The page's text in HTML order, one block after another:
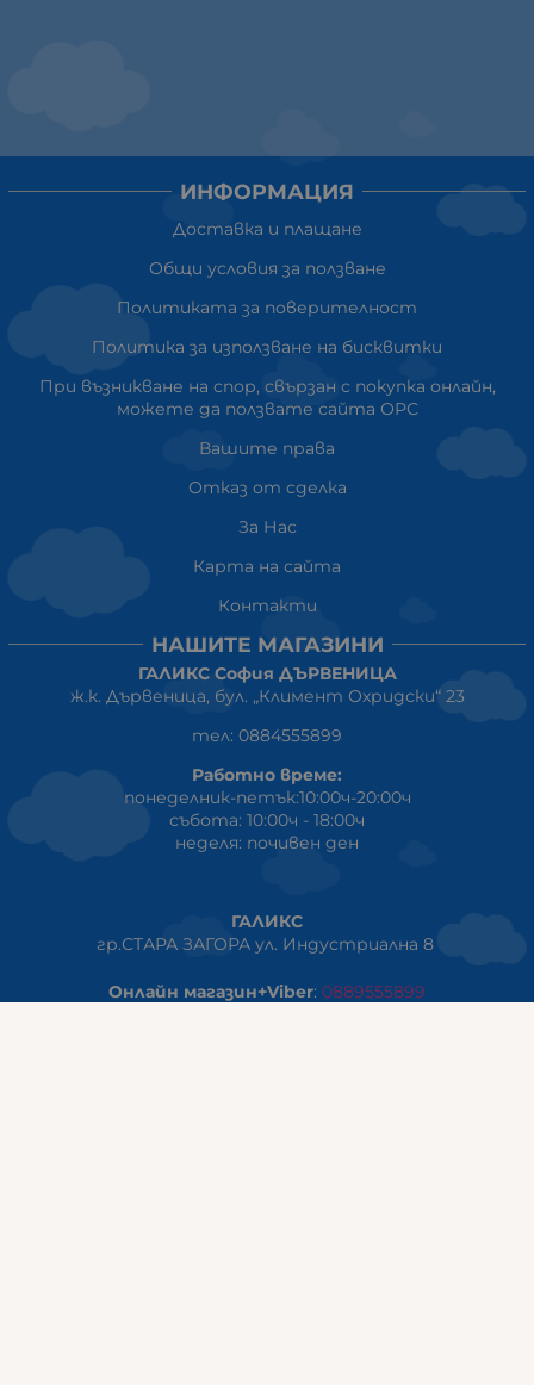
ИНФОРМАЦИЯ
Доставка и плащане
Общи условия за ползване
Политиката за поверителност
Политика за използване на бисквитки
При възникване на спор, свързан с покупка онлайн,
можете да ползвате сайта ОРС
Вашите права
Отказ от сделка
За Нас
Карта на сайта
Контакти
НАШИТЕ МАГАЗИНИ
ГАЛИКС София ДЪРВЕНИЦА
ж.к. Дървеница, бул. „Климент Охридски“ 23
тел: 0884555899
Работно време:
понеделник-петък:10:00ч-20:00ч
събота: 10:00ч - 18:00ч
неделя: почивен ден
ГАЛИКС
гр.СТАРА ЗАГОРА ул. Индустриална 8
Онлайн магазин+Viber: 0889555899